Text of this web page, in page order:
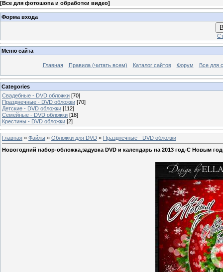
[Все для фотошопа и обработки видео]
Форма входа
Меню сайта
Главная Правила (читать всем) Каталог сайтов Форум Все для
Categories
Свадебные - DVD обложки [70]
Празднечные - DVD обложки [70]
Детские - DVD обложки [112]
Семейные - DVD обложки [18]
Крестины - DVD обложки [2]
Главная » Файлы » Обложки для DVD » Празднечные - DVD обложки
Новогодний набор-обложка,задувка DVD и календарь на 2013 год-С Новым